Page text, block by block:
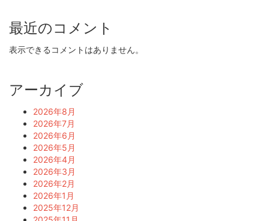
最近のコメント
表示できるコメントはありません。
アーカイブ
2026年8月
2026年7月
2026年6月
2026年5月
2026年4月
2026年3月
2026年2月
2026年1月
2025年12月